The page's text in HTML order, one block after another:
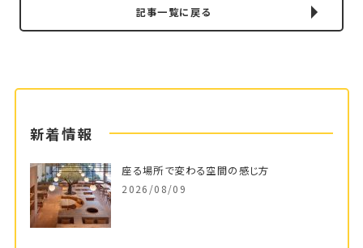
記事一覧に戻る
新着情報
座る場所で変わる空間の感じ方
2026/08/09